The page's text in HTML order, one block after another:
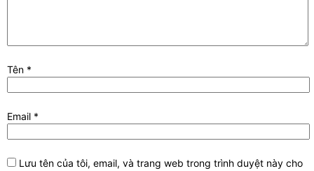
Tên *
Email *
Lưu tên của tôi, email, và trang web trong trình duyệt này cho